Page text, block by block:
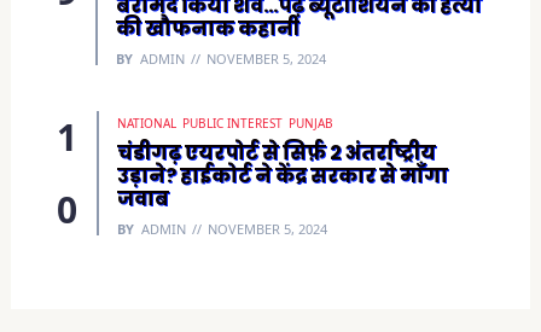
की खौफनाक कहानी
BY ADMIN NOVEMBER 5, 2024
NATIONAL PUBLIC INTEREST PUNJAB
चंडीगढ़ एयरपोर्ट से सिर्फ़ 2 अंतर्राष्ट्रीय
उड़ाने? हाईकोर्ट ने केंद्र सरकार से माँगा
जवाब
BY ADMIN NOVEMBER 5, 2024